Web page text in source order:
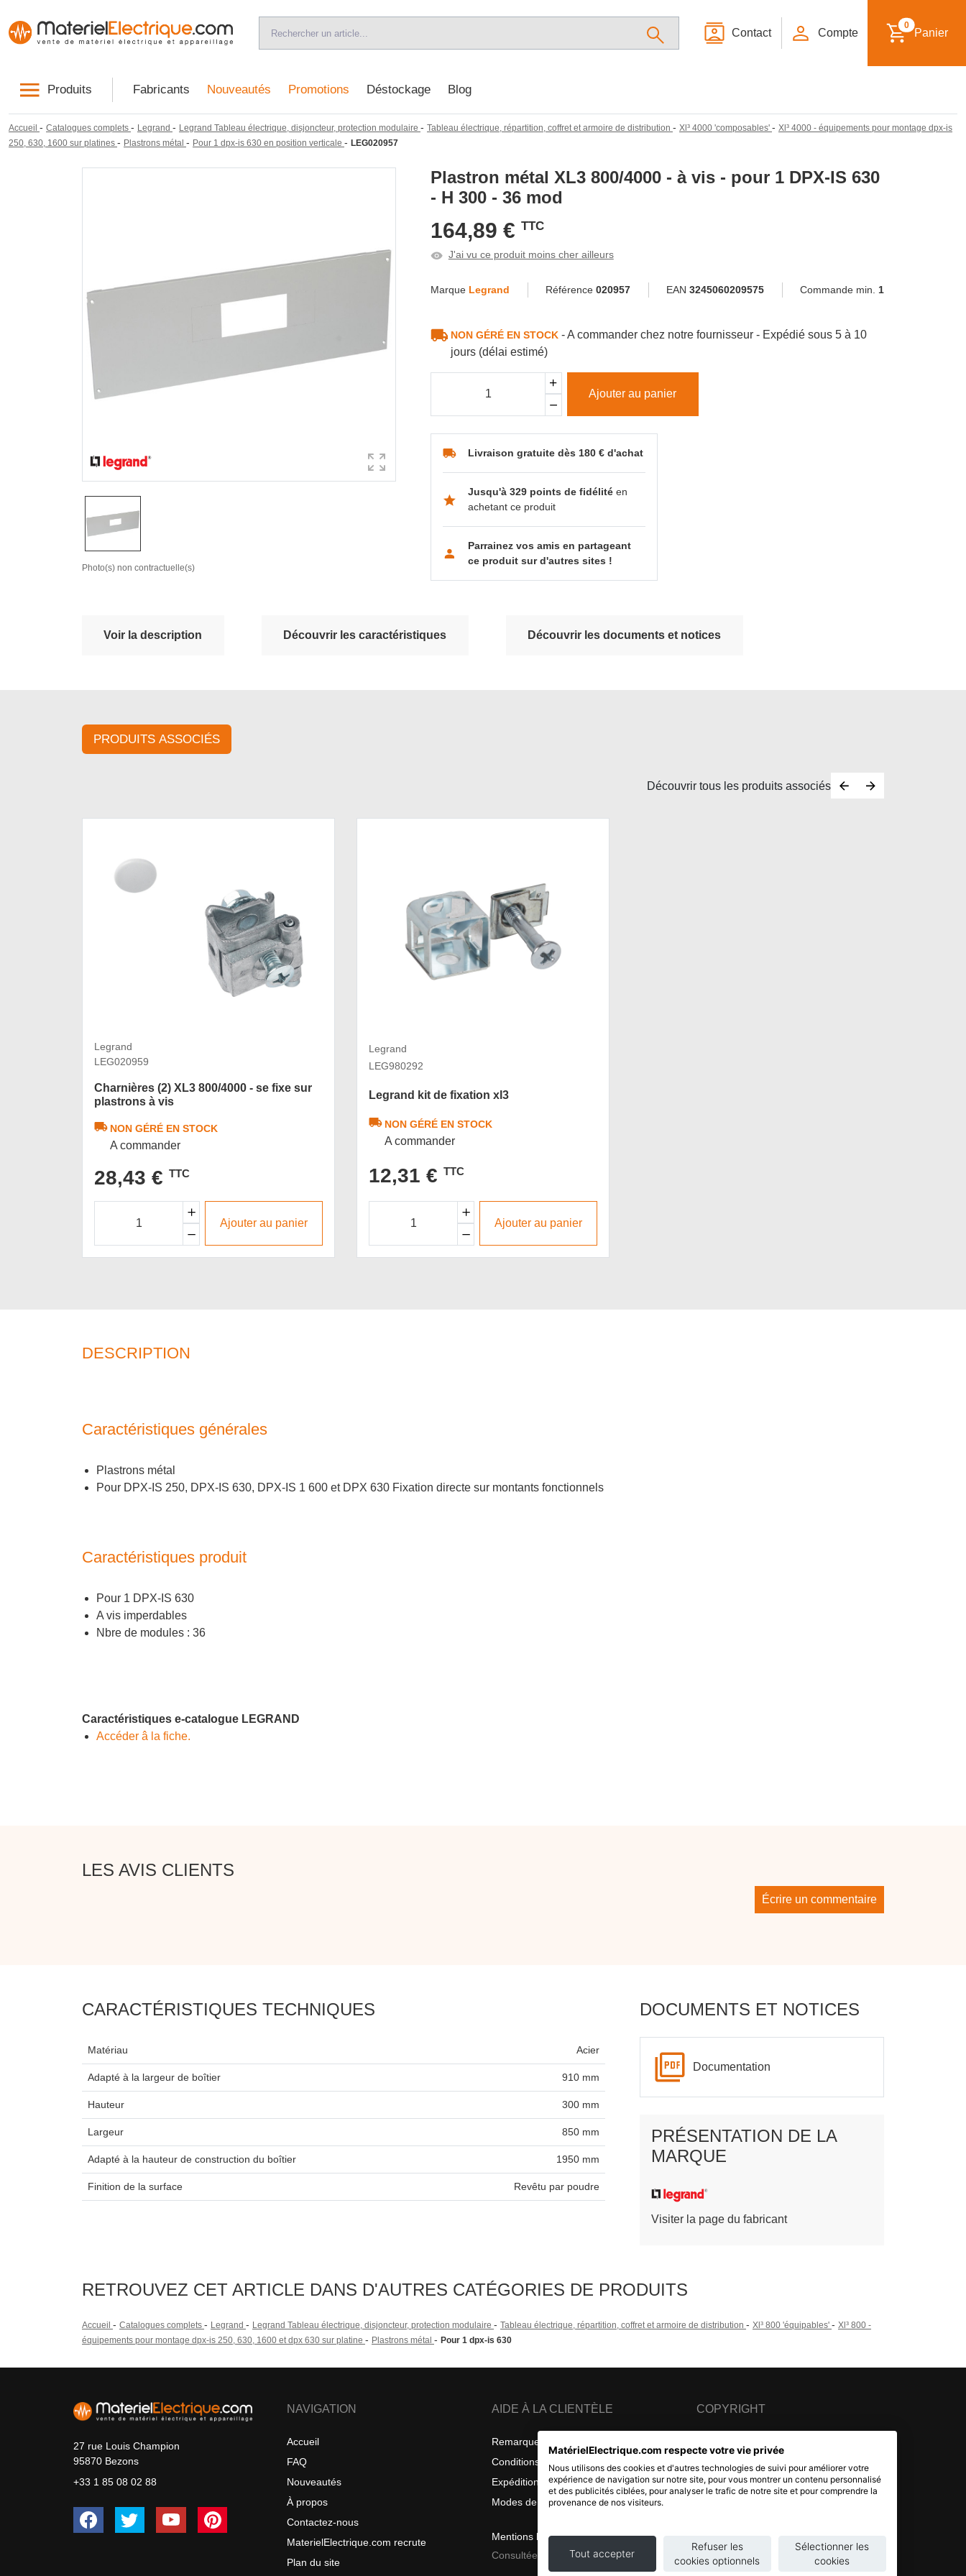
Contact Compte
0
Panier
Produits Fabricants Nouveautés Promotions Déstockage Blog
Accueil - Catalogues complets - Legrand - Legrand Tableau électrique, disjoncteur, protection modulaire - Tableau électrique, répartition, coffret et armoire de distribution - Xl³ 4000 'composables' - Xl³ 4000 - équipements pour montage dpx-is
250, 630, 1600 sur platines - Plastrons métal - Pour 1 dpx-is 630 en position verticale - LEG020957
Photo(s) non contractuelle(s)
Plastron métal XL3 800/4000 - à vis - pour 1 DPX-IS 630
- H 300 - 36 mod
164,89 € TTC
J'ai vu ce produit moins cher ailleurs
Marque Legrand Référence 020957 EAN 3245060209575 Commande min. 1
NON GÉRÉ EN STOCK- A commander chez notre fournisseur - Expédié sous 5 à 10
jours (délai estimé)
Ajouter au panier
Livraison gratuite dès 180 € d'achat
Jusqu'à 329 points de fidélitéen
achetant ce produit
Parrainez vos amis en partageant
ce produit sur d'autres sites !
Voir la description Découvrir les caractéristiques Découvrir les documents et notices
PRODUITS ASSOCIÉS
Découvrir tous les produits associés
Legrand
LEG020959
Charnières (2) XL3 800/4000 - se fixe sur
plastrons à vis
NON GÉRÉ EN STOCK
A commander
28,43 € TTC
Ajouter au panier
Legrand
LEG980292
Legrand kit de fixation xl3
NON GÉRÉ EN STOCK
A commander
12,31 € TTC
Ajouter au panier
DESCRIPTION
Caractéristiques générales
Plastrons métal
Pour DPX-IS 250, DPX-IS 630, DPX-IS 1 600 et DPX 630 Fixation directe sur montants fonctionnels
Caractéristiques produit
Pour 1 DPX-IS 630
A vis imperdables
Nbre de modules : 36
Caractéristiques e-catalogue LEGRAND
Accéder â la fiche.
LES AVIS CLIENTS
Écrire un commentaire
CARACTÉRISTIQUES TECHNIQUES
Matériau Acier
Adapté à la largeur de boîtier 910 mm
Hauteur 300 mm
Largeur 850 mm
Adapté à la hauteur de construction du boîtier 1950 mm
Finition de la surface Revêtu par poudre
DOCUMENTS ET NOTICES
Documentation
PRÉSENTATION DE LA
MARQUE
Visiter la page du fabricant
RETROUVEZ CET ARTICLE DANS D'AUTRES CATÉGORIES DE PRODUITS
Accueil - Catalogues complets - Legrand - Legrand Tableau électrique, disjoncteur, protection modulaire - Tableau électrique, répartition, coffret et armoire de distribution - Xl³ 800 'équipables' - Xl³ 800 -
équipements pour montage dpx-is 250, 630, 1600 et dpx 630 sur platine - Plastrons métal - Pour 1 dpx-is 630
27 rue Louis Champion
95870 Bezons
+33 1 85 08 02 88
NAVIGATION
Accueil
FAQ
Nouveautés
À propos
Contactez-nous
MaterielElectrique.com recrute
Plan du site
AIDE À LA CLIENTÈLE
Remarques sur la confidentialité
Conditions générales de vente
Expéditions et retours
Modes de livraison
Mentions légales
Consultées le 2026 08 06
COPYRIGHT
SAS au capital de 20 000 EUR
RCS Pontoise 484.801.741
MatérielElectrique.com respecte votre vie privée
Nous utilisons des cookies et d'autres technologies de suivi pour améliorer votre
expérience de navigation sur notre site, pour vous montrer un contenu personnalisé
et des publicités ciblées, pour analyser le trafic de notre site et pour comprendre la
provenance de nos visiteurs.
Tout accepter
Refuser les
cookies optionnels
Sélectionner les
cookies